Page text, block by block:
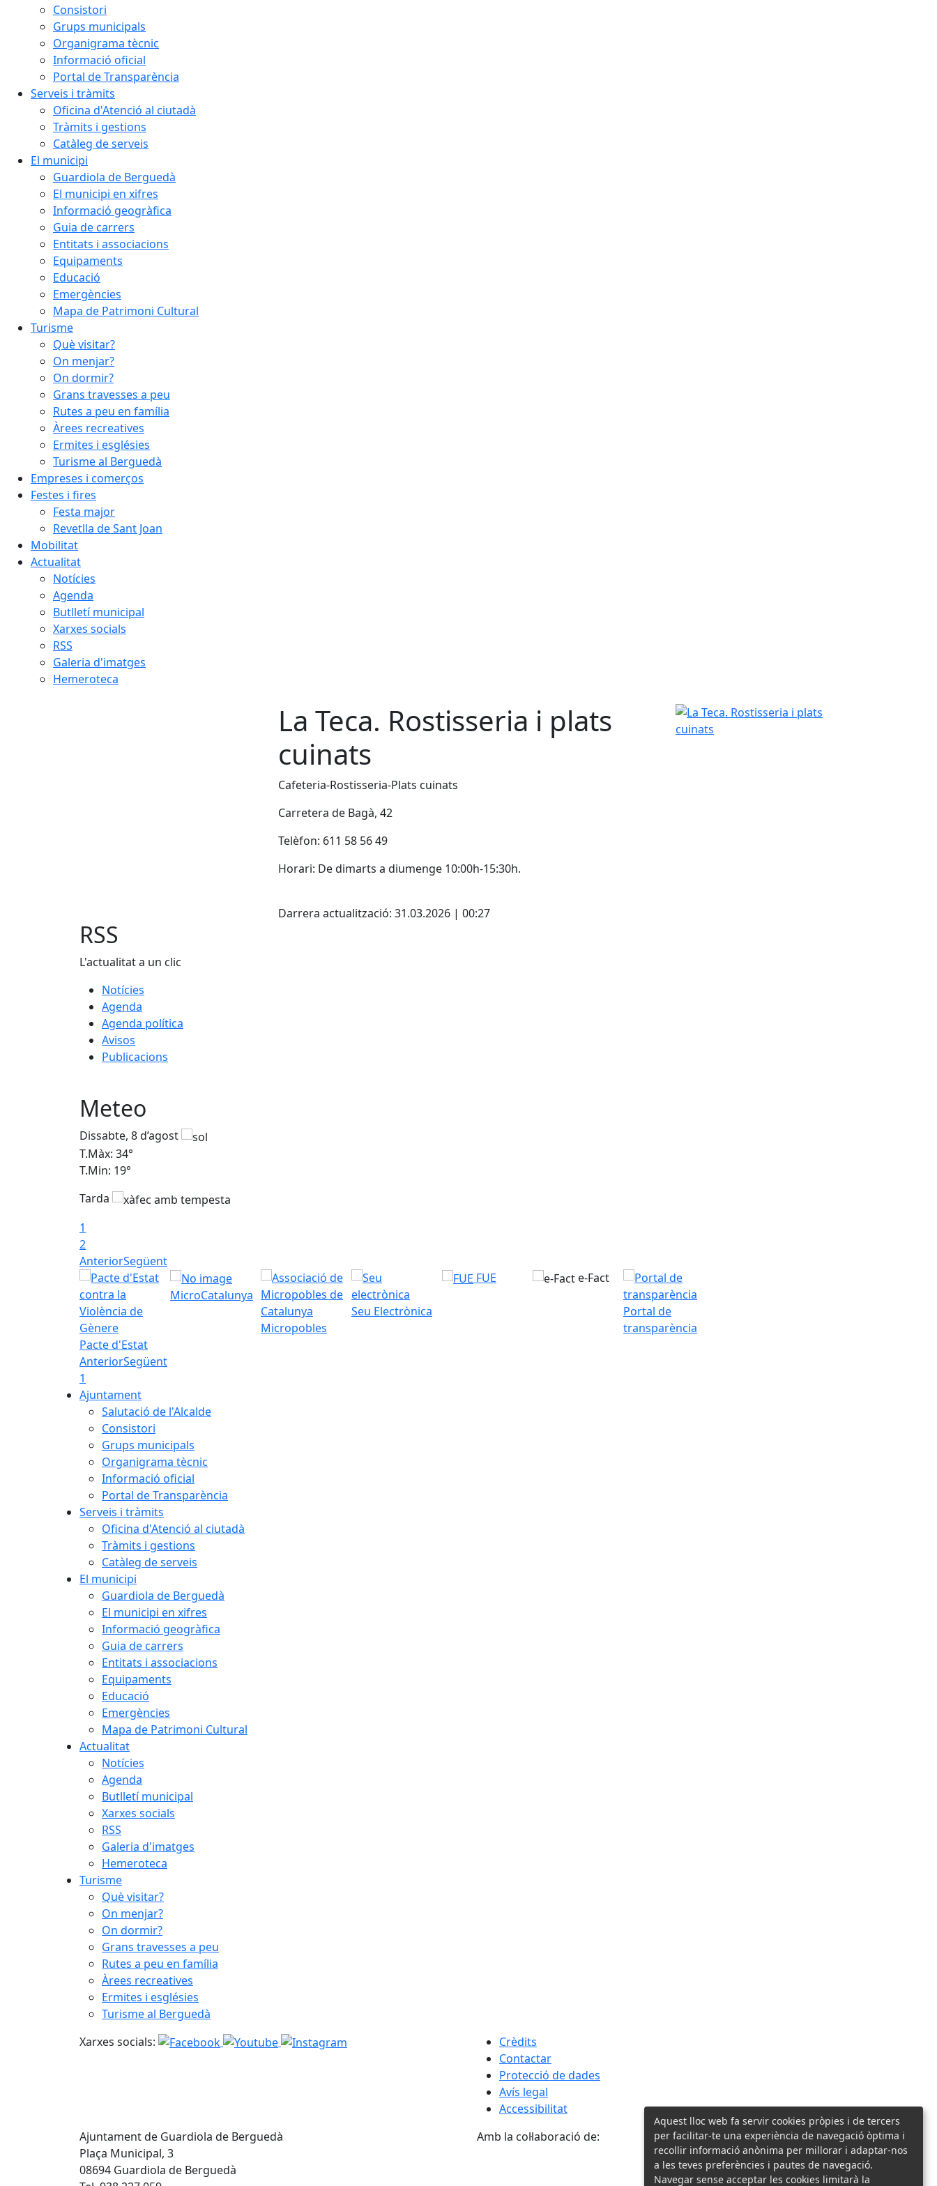
Consistori
Grups municipals
Organigrama tècnic
Informació oficial
Portal de Transparència
Serveis i tràmits
Oficina d'Atenció al ciutadà
Tràmits i gestions
Catàleg de serveis
El municipi
Guardiola de Berguedà
El municipi en xifres
Informació geogràfica
Guia de carrers
Entitats i associacions
Equipaments
Educació
Emergències
Mapa de Patrimoni Cultural
Turisme
Què visitar?
On menjar?
On dormir?
Grans travesses a peu
Rutes a peu en família
Àrees recreatives
Ermites i esglésies
Turisme al Berguedà
Empreses i comerços
Festes i fires
Festa major
Revetlla de Sant Joan
Mobilitat
Actualitat
Notícies
Agenda
Butlletí municipal
Xarxes socials
RSS
Galeria d'imatges
Hemeroteca
La Teca. Rostisseria i plats
cuinats
Cafeteria-Rostisseria-Plats cuinats
Carretera de Bagà, 42
Telèfon: 611 58 56 49
Horari: De dimarts a diumenge 10:00h-15:30h.
Darrera actualització: 31.03.2026 | 00:27
La Teca. Rostisseria i plats cuinats
RSS
L'actualitat a un clic
Notícies
Agenda
Agenda política
Avisos
Publicacions
Meteo
Dissabte, 8 d’agost
T.Màx: 34°
T.Min: 19°
Tarda
1
2
AnteriorSegüent
Pacte d'Estat
MicroCatalunya
Micropobles
Seu Electrònica
FUE e-Fact
Portal de
transparència
AnteriorSegüent
1
Ajuntament
Salutació de l'Alcalde
Consistori
Grups municipals
Organigrama tècnic
Informació oficial
Portal de Transparència
Serveis i tràmits
Oficina d'Atenció al ciutadà
Tràmits i gestions
Catàleg de serveis
El municipi
Guardiola de Berguedà
El municipi en xifres
Informació geogràfica
Guia de carrers
Entitats i associacions
Equipaments
Educació
Emergències
Mapa de Patrimoni Cultural
Actualitat
Notícies
Agenda
Butlletí municipal
Xarxes socials
RSS
Galeria d'imatges
Hemeroteca
Turisme
Què visitar?
On menjar?
On dormir?
Grans travesses a peu
Rutes a peu en família
Àrees recreatives
Ermites i esglésies
Turisme al Berguedà
Xarxes socials:
Crèdits
Contactar
Protecció de dades
Avís legal
Accessibilitat
Ajuntament de Guardiola de Berguedà
Plaça Municipal, 3
08694 Guardiola de Berguedà
Amb la col·laboració de:
Aquest lloc web fa servir cookies pròpies i de tercers
per facilitar-te una experiència de navegació òptima i
recollir informació anònima per millorar i adaptar-nos
a les teves preferències i pautes de navegació.
Navegar sense acceptar les cookies limitarà la